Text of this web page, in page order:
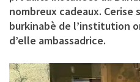
nombreux cadeaux.
burkinabè de l’institution
d’elle ambassadrice.